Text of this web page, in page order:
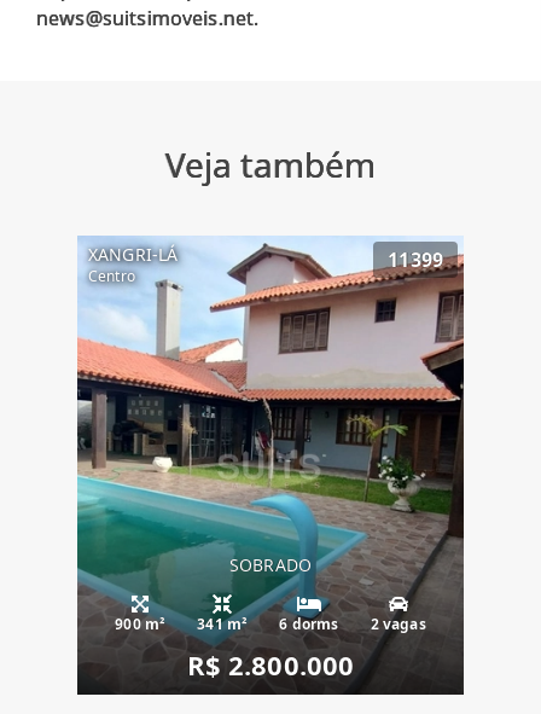
Veja também
XANGRI-LÁ
Centro
11399
SOBRADO
900 m² 341 m² 6 dorms 2 vagas
R$ 2.800.000